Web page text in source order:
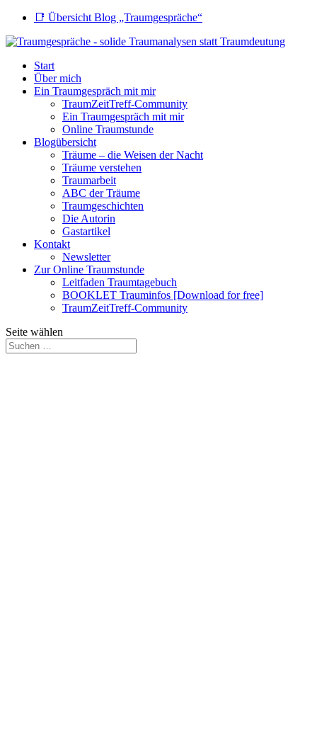
📑 Übersicht Blog „Traumgespräche“
Start
Über mich
Ein Traumgespräch mit mir
TraumZeitTreff-Community
Ein Traumgespräch mit mir
Online Traumstunde
Blogübersicht
Träume – die Weisen der Nacht
Träume verstehen
Traumarbeit
ABC der Träume
Traumgeschichten
Die Autorin
Gastartikel
Kontakt
Newsletter
Zur Online Traumstunde
Leitfaden Traumtagebuch
BOOKLET Trauminfos [Download for free]
TraumZeitTreff-Community
Seite wählen